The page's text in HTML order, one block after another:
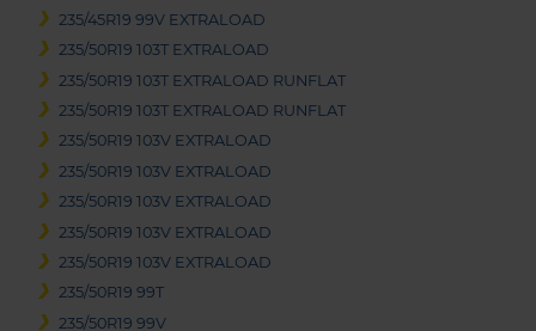
235/45R19 99V EXTRALOAD
235/50R19 103T EXTRALOAD
235/50R19 103T EXTRALOAD RUNFLAT
235/50R19 103T EXTRALOAD RUNFLAT
235/50R19 103V EXTRALOAD
235/50R19 103V EXTRALOAD
235/50R19 103V EXTRALOAD
235/50R19 103V EXTRALOAD
235/50R19 103V EXTRALOAD
235/50R19 99T
235/50R19 99V